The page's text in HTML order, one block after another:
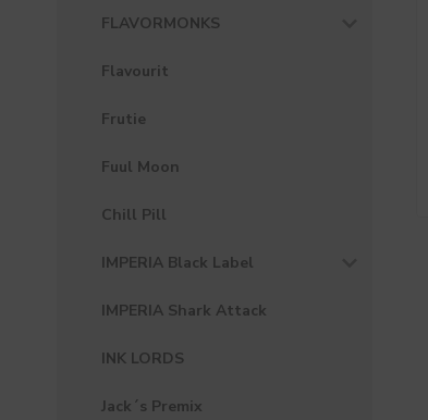
FLAVORMONKS
Flavourit
Frutie
Fuul Moon
Chill Pill
IMPERIA Black Label
IMPERIA Shark Attack
INK LORDS
Jack´s Premix